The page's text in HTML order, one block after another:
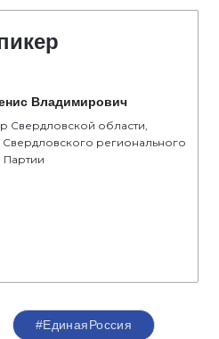
Владимирович
Свердловской области,
Свердловского регионального
Партии
#ЕдинаяРоссия